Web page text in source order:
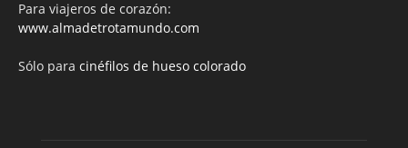
Para viajeros de corazón:
www.almadetrotamundo.com
Sólo para cinéfilos de hueso colorado